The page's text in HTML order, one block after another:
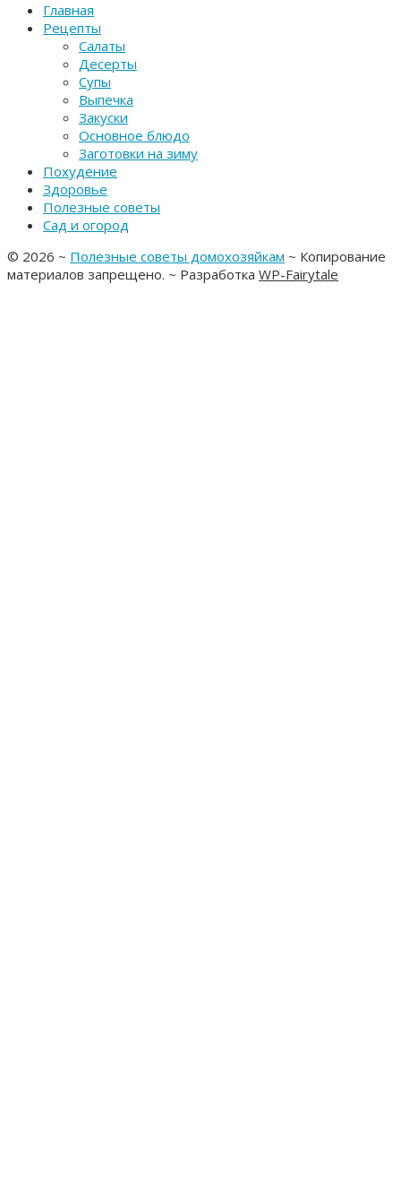
Главная
Рецепты
Салаты
Десерты
Супы
Выпечка
Закуски
Основное блюдо
Заготовки на зиму
Похудение
Здоровье
Полезные советы
Сад и огород
© 2026 ~ Полезные советы домохозяйкам ~ Копирование
материалов запрещено. ~ Разработка WP-Fairytale